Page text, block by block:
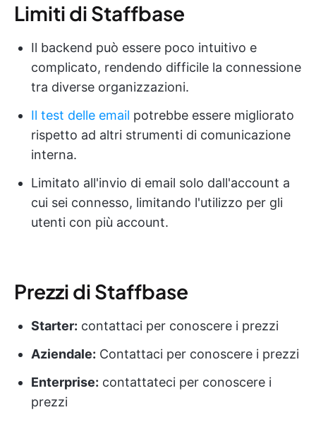
Limiti di Staffbase
Il backend può essere poco intuitivo e
complicato, rendendo difficile la connessione
tra diverse organizzazioni.
Il test delle email potrebbe essere migliorato
rispetto ad altri strumenti di comunicazione
interna.
Limitato all'invio di email solo dall'account a
cui sei connesso, limitando l'utilizzo per gli
utenti con più account.
Prezzi di Staffbase
Starter: contattaci per conoscere i prezzi
Aziendale: Contattaci per conoscere i prezzi
Enterprise: contattateci per conoscere i
prezzi